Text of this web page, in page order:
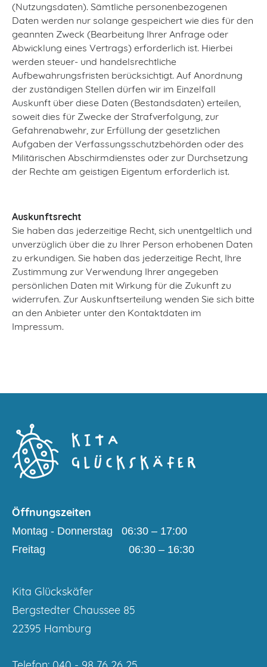
(Nutzungsdaten). Sämtliche personenbezogenen
Daten werden nur solange gespeichert wie dies für den
geannten Zweck (Bearbeitung Ihrer Anfrage oder
Abwicklung eines Vertrags) erforderlich ist. Hierbei
werden steuer- und handelsrechtliche
Aufbewahrungsfristen berücksichtigt. Auf Anordnung
der zuständigen Stellen dürfen wir im Einzelfall
Auskunft über diese Daten (Bestandsdaten) erteilen,
soweit dies für Zwecke der Strafverfolgung, zur
Gefahrenabwehr, zur Erfüllung der gesetzlichen
Aufgaben der Verfassungsschutzbehörden oder des
Militärischen Abschirmdienstes oder zur Durchsetzung
der Rechte am geistigen Eigentum erforderlich ist.
Auskunftsrecht
Sie haben das jederzeitige Recht, sich unentgeltlich und
unverzüglich über die zu Ihrer Person erhobenen Daten
zu erkundigen. Sie haben das jederzeitige Recht, Ihre
Zustimmung zur Verwendung Ihrer angegeben
persönlichen Daten mit Wirkung für die Zukunft zu
widerrufen. Zur Auskunftserteilung wenden Sie sich bitte
an den Anbieter unter den Kontaktdaten im
Impressum.
Öffnungszeiten
Montag - Donnerstag 06:30 – 17:00
Freitag 06:30 – 16:30
Kita Glückskäfer
Bergstedter Chaussee 85
22395 Hamburg